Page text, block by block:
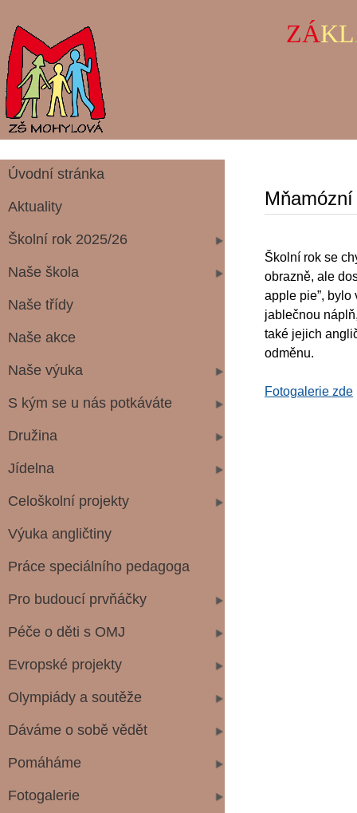
ZÁKL
Úvodní stránka
Aktuality
Školní rok 2025/26
Naše škola
Naše třídy
Naše akce
Naše výuka
S kým se u nás potkáváte
Družina
Jídelna
Celoškolní projekty
Výuka angličtiny
Práce speciálního pedagoga
Pro budoucí prvňáčky
Péče o děti s OMJ
Evropské projekty
Olympiády a soutěže
Dáváme o sobě vědět
Pomáháme
Fotogalerie
Školní rok se
obrazně, ale
apple pie”,
jablečnou
také jejich
odměnu.
Fotogalerie zde